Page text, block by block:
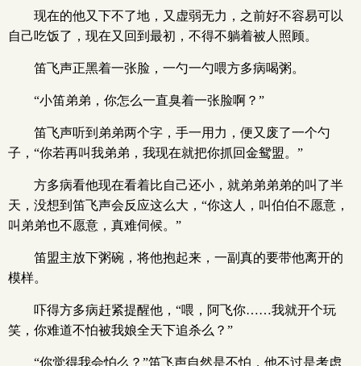
现在的他又下不了地，又虚弱无力，之前好不容易可以
自己吃饭了，现在又回到最初，不得不躺着被人照顾。
笛飞声正黑着一张脸，一勺一勺喂方多病喝粥。
“小笛弟弟，你怎么一直臭着一张脸啊？”
笛飞声听到弟弟两个字，手一用力，便又废了一个勺
子，“你若再叫我弟弟，我现在就把你抓回金鸳盟。”
方多病看他现在看着比自己还小，就弟弟弟弟的叫了半
天，没想到笛飞声会反应这么大，“你这人，叫伯伯不愿意，
叫弟弟也不愿意，真难伺候。”
笛盟主放下粥碗，将他抱起来，一副真的要带他离开的
模样。
吓得方多病赶紧提醒他，“喂，阿飞你……我就开个玩
笑，你难道不怕被我娘全天下追杀么？”
“你觉得我会怕么？”笛飞声自然是不怕，他不过是考虑